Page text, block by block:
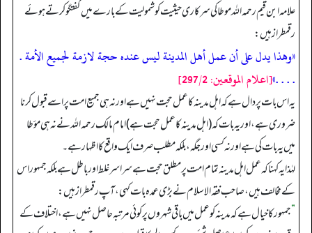
علامہ ابن قیم رحمہ اللہ موطا کی سرکاری حیثیت کو شمولیت کے بارے میں گفتگو کرتے ہوئے
رقمطراز ہیں:
«وهذا يدل على أن عمل أهل المدينة ليس عنده حجة لازمة لجميع الأمة .
. . . .»[اعلام الموقعين: 297/2]
یہ اس بات پر دال ہے کہ اہل مدینہ کا عمل حجت نہیں ہے اور نہ ہی جمیع امت پر اسے قبول کرنا
ضروری ہے، اور یہ بات کہ (اہل مدینہ کا عمل حجت ہے) امام مالک رحمہ اللہ نے نہ ہی مؤطا
میں یہ بات کی ہے اور نہ کسی اور جگہ، بلکہ مطلب صرف ایک واقع کا اظہار ہے۔
لہٰذا یہ کہنا کہ عمل اہل مدینہ تمام امت پر مطلق حجت ہے سراسر غلط اور باطل ہے بلکہ جمہور اس
کے مخالف ہیں، صاحب فقہ الاسلام نے بڑی عمدہ بات کہی، آپ رقمطراز ہیں:
”جمہور کا خیال ہے کہ مدینہ کو عمل میں باقی شہروں پر کوئی مرتبہ حاصل نہیں ہے، اختلاف کے